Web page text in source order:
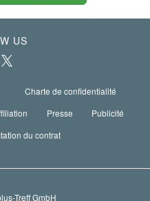
US
Charte de confidentialité
Presse
Publicité
du contrat
Treff GmbH